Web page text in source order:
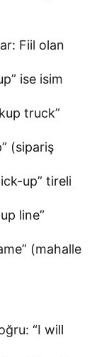
Fiil olan
ise isim
truck”
(sipariş
up” tireli
line”
(mahalle
“I will